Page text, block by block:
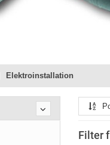
Elektroinstallation
Filter